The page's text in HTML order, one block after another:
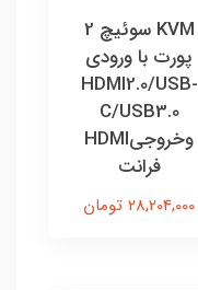
KVM سوئيچ 2
پورت با ورودی
HDMI2.0/USB-
C/USB3.0
وخروجیHDMI
فرانت
28,204,000 تومان